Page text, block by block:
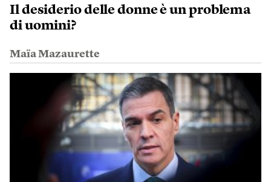
Il desiderio delle donne è un problema
di uomini?
Maïa Mazaurette